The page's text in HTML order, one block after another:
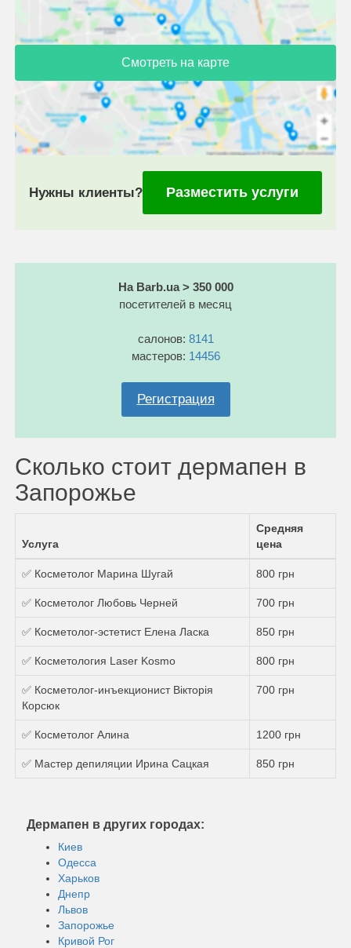
Смотреть на карте
Нужны клиенты? Разместить услуги
На Barb.ua > 350 000
посетителей в месяц
салонов: 8141
мастеров: 14456
Регистрация
Сколько стоит дермапен в
Запорожье
Услуга
Средняя
цена
✅ Косметолог Марина Шугай 800 грн
✅ Косметолог Любовь Черней 700 грн
✅ Косметолог-эстетист Елена Ласка 850 грн
✅ Косметология Laser Kosmo 800 грн
✅ Косметолог-инъекционист Вікторія
Корсюк
700 грн
✅ Косметолог Алина 1200 грн
✅ Мастер депиляции Ирина Сацкая 850 грн
Дермапен в других городах:
Киев
Одесса
Харьков
Днепр
Львов
Запорожье
Кривой Рог